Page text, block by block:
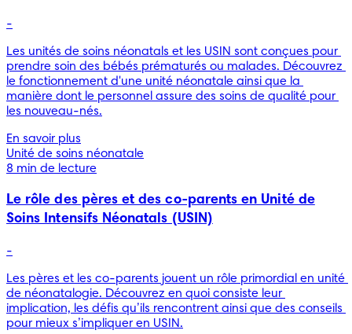
-
Les unités de soins néonatals et les USIN sont conçues pour
prendre soin des bébés prématurés ou malades. Découvrez
le fonctionnement d'une unité néonatale ainsi que la
manière dont le personnel assure des soins de qualité pour
les nouveau-nés.
En savoir plus
Unité de soins néonatale
8 min de lecture
Le rôle des pères et des co-parents en Unité de
Soins Intensifs Néonatals (USIN)
-
Les pères et les co-parents jouent un rôle primordial en unité
de néonatalogie. Découvrez en quoi consiste leur
implication, les défis qu’ils rencontrent ainsi que des conseils
pour mieux s’impliquer en USIN.